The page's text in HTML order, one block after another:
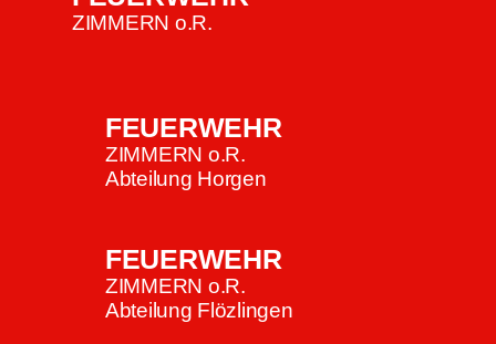
ZIMMERN o.R.
FEUERWEHR
ZIMMERN o.R.
Abteilung Horgen
FEUERWEHR
ZIMMERN o.R.
Abteilung Flözlingen